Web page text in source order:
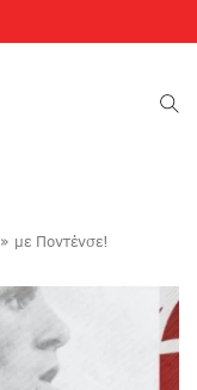
με Ποντένσε!